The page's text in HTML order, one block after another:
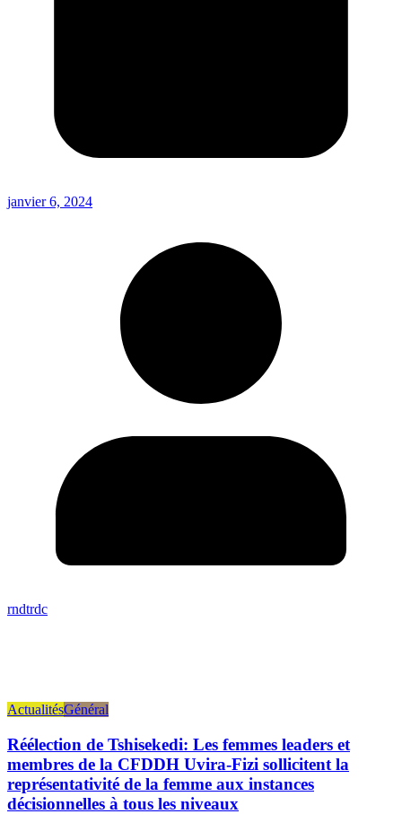
janvier 6, 2024
rndtrdc
ActualitésGénéral
Réélection de Tshisekedi: Les femmes leaders et
membres de la CFDDH Uvira-Fizi sollicitent la
représentativité de la femme aux instances
décisionnelles à tous les niveaux